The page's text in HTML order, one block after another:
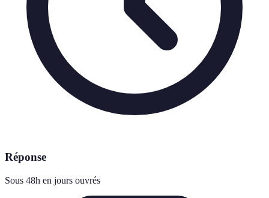
Réponse
Sous 48h en jours ouvrés